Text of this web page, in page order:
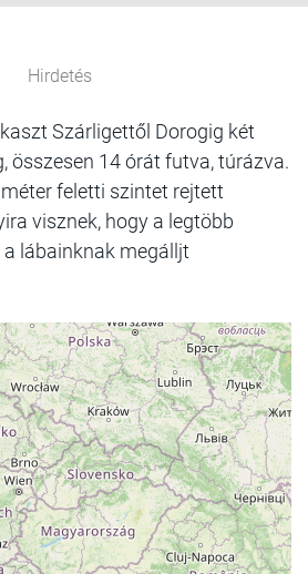
Hirdetés
Szárligettől Dorogig két
összesen 14 órát futva, túrázva.
feletti szintet rejtett
visznek, hogy a legtöbb
lábainknak megálljt